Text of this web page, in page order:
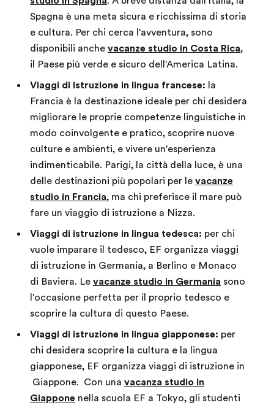
Spagna è una meta sicura e ricchissima di storia
e cultura. Per chi cerca l'avventura, sono
disponibili anche vacanze studio in Costa Rica,
il Paese più verde e sicuro dell'America Latina.
Viaggi di istruzione in lingua francese: la
Francia è la destinazione ideale per chi desidera
migliorare le proprie competenze linguistiche in
modo coinvolgente e pratico, scoprire nuove
culture e ambienti, e vivere un'esperienza
indimenticabile. Parigi, la città della luce, è una
delle destinazioni più popolari per le vacanze
studio in Francia, ma chi preferisce il mare può
fare un viaggio di istruzione a Nizza.
Viaggi di istruzione in lingua tedesca: per chi
vuole imparare il tedesco, EF organizza viaggi
di istruzione in Germania, a Berlino e Monaco
di Baviera. Le vacanze studio in Germania sono
l'occasione perfetta per il proprio tedesco e
scoprire la cultura di questo Paese.
Viaggi di istruzione in lingua giapponese: per
chi desidera scoprire la cultura e la lingua
giapponese, EF organizza viaggi di istruzione in
Giappone. Con una vacanza studio in
Giappone nella scuola EF a Tokyo, gli studenti